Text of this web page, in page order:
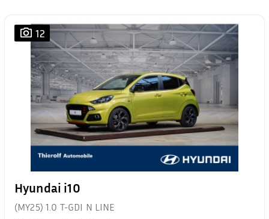
12
Hyundai i10
(MY25) 1.0 T-GDI N LINE